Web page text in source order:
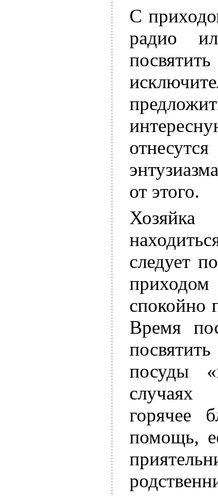
С
радио
от этого.
следует
спокойно
Время
посуды
случаях
горячее
помощь,